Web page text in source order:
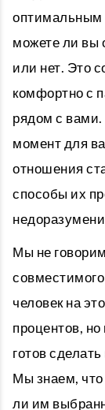
оптимальным
можете ли вы
или нет. Это
комфортно с
рядом с вами.
момент для
отношения
способы их
Мы не
человек на
процентов,
готов
Мы знаем, что
ли им